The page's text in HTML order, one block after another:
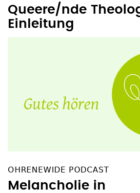
Queere/nde
Einleitung
OHRENEWIDE PODCAST
Melancholie in